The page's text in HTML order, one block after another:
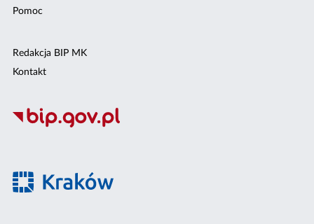
Pomoc
Redakcja BIP MK
Kontakt